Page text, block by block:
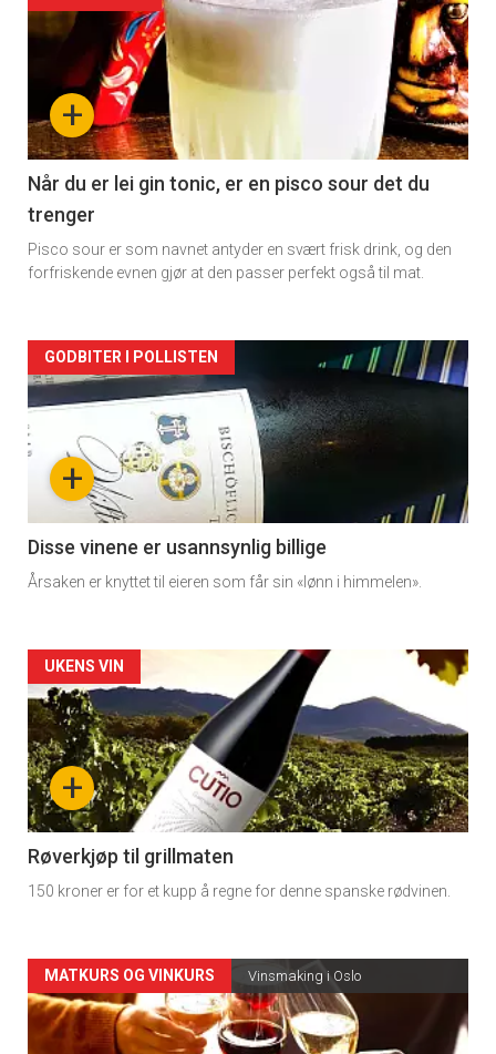
akkurat
nå
-
2
+
Når du er lei gin tonic, er en pisco sour det du
trenger
Pisco sour er som navnet antyder en svært frisk drink, og den
forfriskende evnen gjør at den passer perfekt også til mat.
Forsiden
akkurat
nå
3
+
GODBITER I POLLISTEN
Disse vinene er usannsynlig billige
Årsaken er knyttet til eieren som får sin «lønn i himmelen».
Forsiden
akkurat
nå
-
4
+
UKENS VIN
Røverkjøp til grillmaten
150 kroner er for et kupp å regne for denne spanske rødvinen.
Forsiden
akkurat
MATKURS OG VINKURS Vinsmaking i Oslo